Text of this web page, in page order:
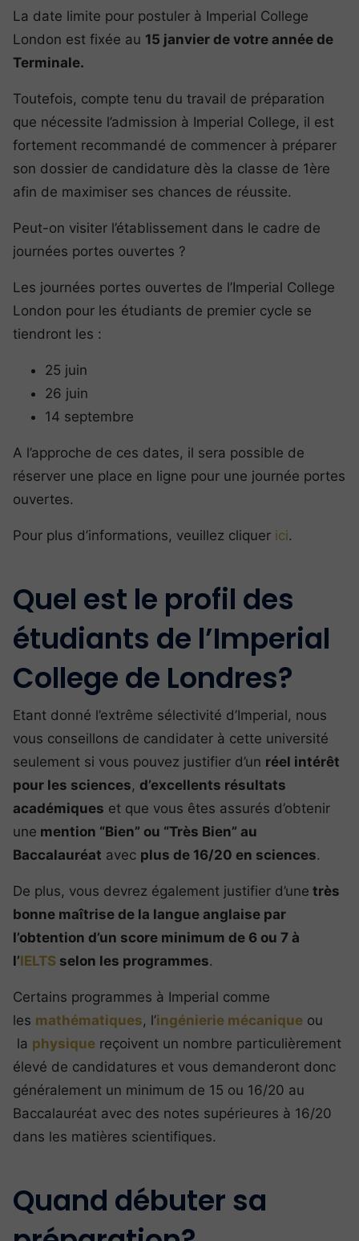
La date limite pour postuler à Imperial College
London est fixée au 15 janvier de votre année de
Terminale.
Toutefois, compte tenu du travail de préparation
que nécessite l’admission à Imperial College, il est
fortement recommandé de commencer à préparer
son dossier de candidature dès la classe de 1ère
afin de maximiser ses chances de réussite.
Peut-on visiter l’établissement dans le cadre de
journées portes ouvertes ?
Les journées portes ouvertes de l’Imperial College
London pour les étudiants de premier cycle se
tiendront les :
25 juin
26 juin
14 septembre
A l’approche de ces dates, il sera possible de
réserver une place en ligne pour une journée portes
ouvertes.
Pour plus d’informations, veuillez cliquer ici.
Quel est le profil des
étudiants de l’Imperial
College de Londres?
Etant donné l’extrême sélectivité d’Imperial, nous
vous conseillons de candidater à cette université
seulement si vous pouvez justifier d’un réel intérêt
pour les sciences, d’excellents résultats
académiques et que vous êtes assurés d’obtenir
une mention “Bien” ou “Très Bien” au
Baccalauréat avec plus de 16/20 en sciences.
De plus, vous devrez également justifier d’une très
bonne maîtrise de la langue anglaise par
l’obtention d’un score minimum de 6 ou 7 à
l’IELTS selon les programmes.
Certains programmes à Imperial comme
les mathématiques, l’ingénierie mécanique ou
la physique reçoivent un nombre particulièrement
élevé de candidatures et vous demanderont donc
généralement un minimum de 15 ou 16/20 au
Baccalauréat avec des notes supérieures à 16/20
dans les matières scientifiques.
Quand débuter sa